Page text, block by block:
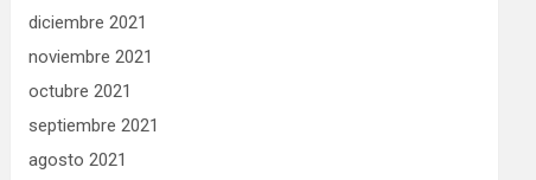
diciembre 2021
noviembre 2021
octubre 2021
septiembre 2021
agosto 2021